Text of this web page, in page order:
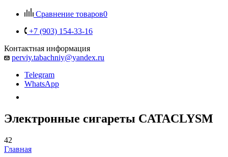
Сравнение товаров0
+7 (903) 154-33-16
Контактная информация
perviy.tabachniy@yandex.ru
Telegram
WhatsApp
Электронные сигареты CATACLYSM
42
Главная